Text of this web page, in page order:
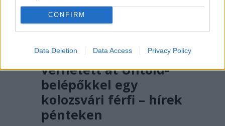
CONFIRM
Data Deletion Data Access Privacy Policy
2026. AUGUSZTUS 07., PÉNTEK
Több száz embert
verhetett át Untold-
belépőkkel egy
kolozsvári férfi – hírek
pénteken